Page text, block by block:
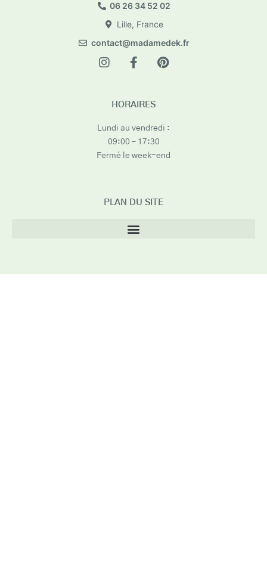
06 26 34 52 02
Lille, France
contact@madamedek.fr
HORAIRES
Lundi au vendredi :
09:00 – 17:30
Fermé le week-end
PLAN DU SITE